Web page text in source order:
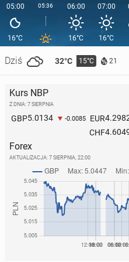
05:00
16°C
Dziś 32°C 15°C 21
05:36 06:00
16°C
07:00
16°C
Kurs NBP
Z DNIA: 7 SIERPNIA
GBP5.0134 -0.0085 EUR
CHF
Forex
AKTUALIZACJA: 7 SIERPNIA, 22:00